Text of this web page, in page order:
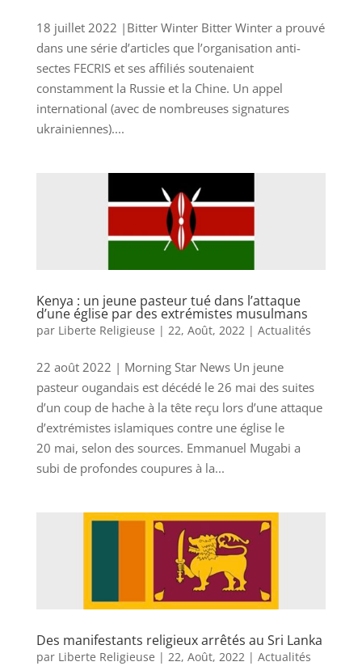
18 juillet 2022 |Bitter Winter Bitter Winter a prouvé
dans une série d’articles que l’organisation anti-
sectes FECRIS et ses affiliés soutenaient
constamment la Russie et la Chine. Un appel
international (avec de nombreuses signatures
ukrainiennes)....
Kenya : un jeune pasteur tué dans l’attaque
d’une église par des extrémistes musulmans
par Liberte Religieuse | 22, Août, 2022| Actualités
22 août 2022 | Morning Star News Un jeune
pasteur ougandais est décédé le 26 mai des suites
d’un coup de hache à la tête reçu lors d’une attaque
d’extrémistes islamiques contre une église le
20 mai, selon des sources. Emmanuel Mugabi a
subi de profondes coupures à la...
Des manifestants religieux arrêtés au Sri Lanka
par Liberte Religieuse | 22, Août, 2022| Actualités